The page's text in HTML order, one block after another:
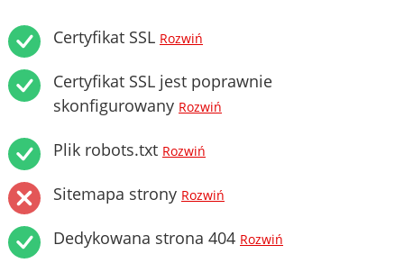
Certyfikat SSL Rozwiń
Certyfikat SSL jest poprawnie
skonfigurowany Rozwiń
Plik robots.txt Rozwiń
Sitemapa strony Rozwiń
Dedykowana strona 404 Rozwiń